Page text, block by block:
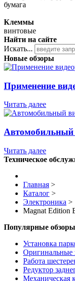
бумага
Клеммы
винтовые
Найти на сайте
Искать...
Новые обзоры
Применение
Читать далее
Автомобильный
Читать далее
Техническое
Главная >
Каталог >
Электроника >
Magnat Edition
Популярные обзоры
Установка
Оригинальные
Работа
Редуктор
Механическая